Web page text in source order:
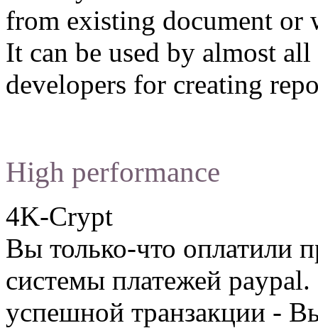
from existing document or
It can be used by almost
developers for creating
High performance
4K-Crypt
Вы только-что
системы платежей
успешной транзакции -